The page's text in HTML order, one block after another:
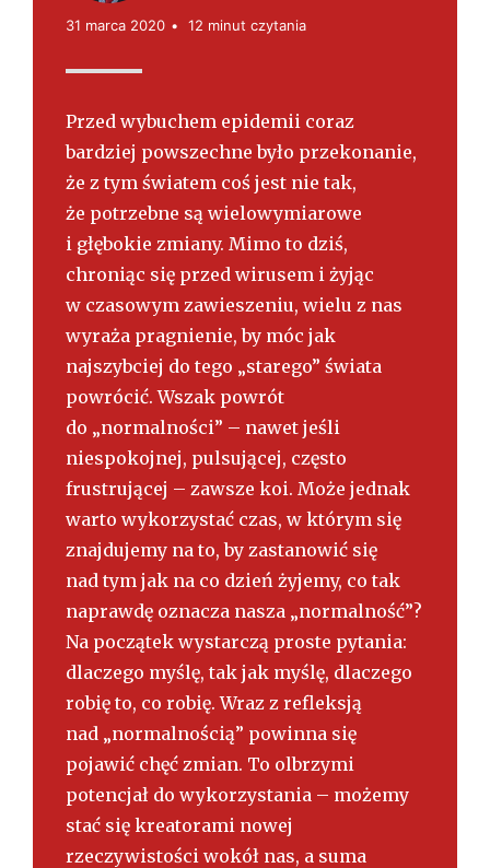
31 marca 2020 12 minut czytania
Przed wybuchem epidemii coraz
bardziej powszechne było przekonanie,
że z tym światem coś jest nie tak,
że potrzebne są wielowymiarowe
i głębokie zmiany. Mimo to dziś,
chroniąc się przed wirusem i żyjąc
w czasowym zawieszeniu, wielu z nas
wyraża pragnienie, by móc jak
najszybciej do tego „starego” świata
powrócić. Wszak powrót
do „normalności” – nawet jeśli
niespokojnej, pulsującej, często
frustrującej – zawsze koi. Może jednak
warto wykorzystać czas, w którym się
znajdujemy na to, by zastanowić się
nad tym jak na co dzień żyjemy, co tak
naprawdę oznacza nasza „normalność”?
Na początek wystarczą proste pytania:
dlaczego myślę, tak jak myślę, dlaczego
robię to, co robię. Wraz z refleksją
nad „normalnością” powinna się
pojawić chęć zmian. To olbrzymi
potencjał do wykorzystania – możemy
stać się kreatorami nowej
rzeczywistości wokół nas, a suma